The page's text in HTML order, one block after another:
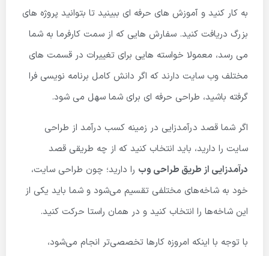
به کار کنید و آموزش های حرفه ای ببینید تا بتوانید پروژه های
بزرگ دریافت کنید. سفارش هایی که از سمت کارفرما به شما
می رسد، معمولا خواسته هایی برای تغییرات در قسمت های
مختلف وب سایت دارند که اگر دانش کامل برنامه نویسی فرا
گرفته باشید، طراحی حرفه ای برای شما سهل می شود.
اگر شما قصد درآمدزایی در زمینه کسب درآمد از طراحی
سایت را دارید، باید انتخاب کنید که از چه طریقی قصد
درآمدزایی از طریق طراحی وب را دارید؛ چون طراحی سایت،
خود به شاخه‌های مختلفی تقسیم می‌شود و شما باید یکی از
این شاخه‌ها را انتخاب کنید و در همان راستا حرکت کنید.
با توجه با اینکه امروزه کارها تخصصی‌تر انجام می‌شود،